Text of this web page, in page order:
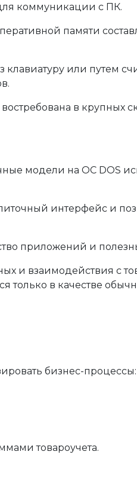
коммуникации с ПК.
памяти
или путем
в крупных
модели на ОС DOS
интерфейс и
приложений и
и взаимодействия с
только в качестве
бизнес-процессы:
товароучета.